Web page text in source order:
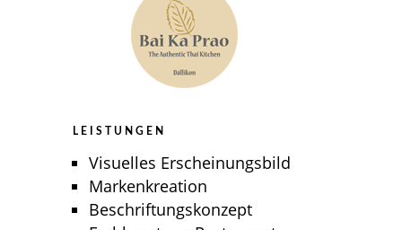
LEISTUNGEN
Visuelles Erscheinungsbild
Markenkreation
Beschriftungskonzept